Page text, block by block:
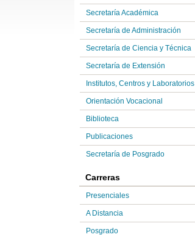
Secretaría Académica
Secretaría de Administración
Secretaría de Ciencia y Técnica
Secretaría de Extensión
Institutos, Centros y Laboratorios
Orientación Vocacional
Biblioteca
Publicaciones
Secretaría de Posgrado
Carreras
Presenciales
A Distancia
Posgrado